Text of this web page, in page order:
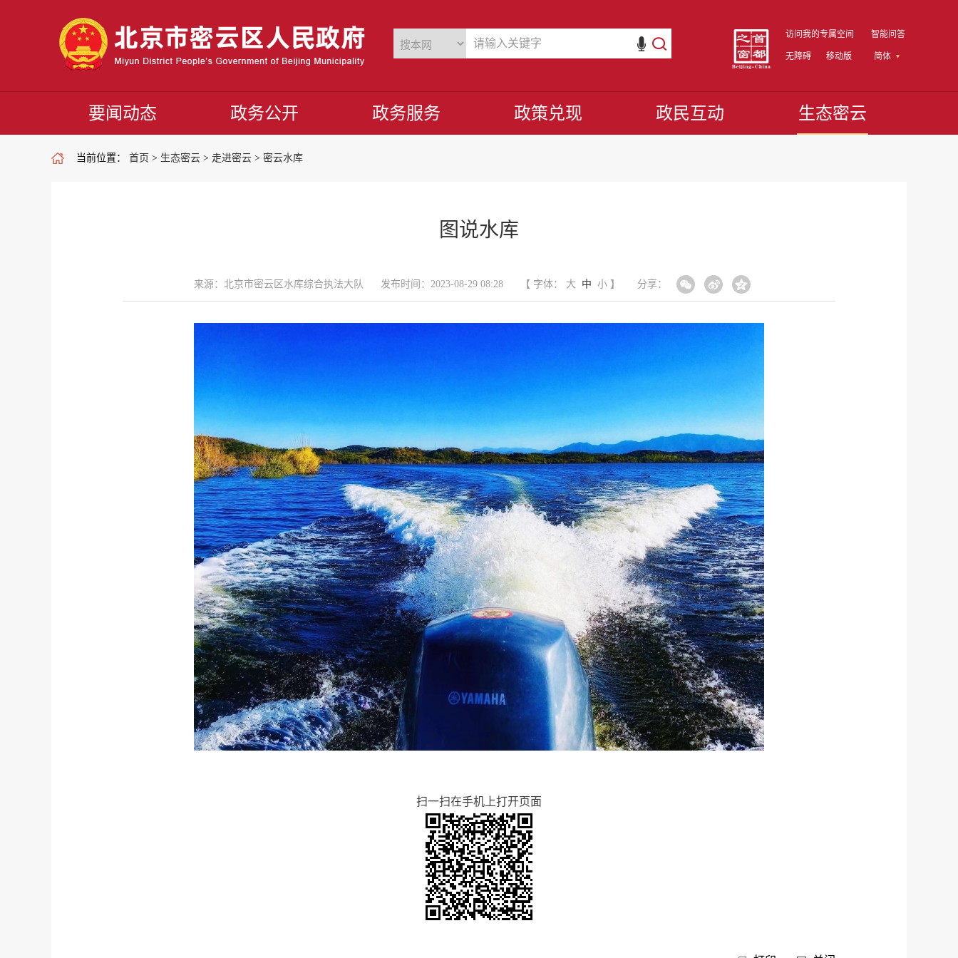
访问我的专属空间 智能问答
无障碍 移动版 简体
要闻动态 政务公开 政务服务 政策兑现 政民互动 生态密云
当前位置： 首页 > 生态密云 > 走进密云 > 密云水库
图说水库
来源：北京市密云区水库综合执法大队 发布时间：2023-08-29 08:28 【 字体： 大 中 小】 分享：
扫一扫在手机上打开页面